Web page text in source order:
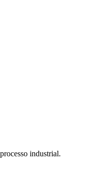
industrial.